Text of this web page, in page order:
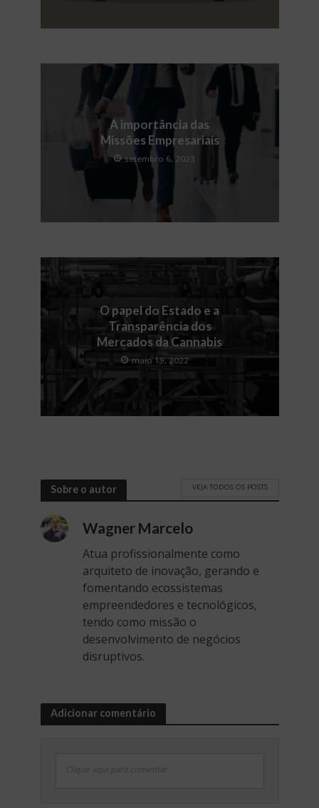
A importância das
Missões Empresariais
setembro 6, 2023
O papel do Estado e a
Transparência dos
Mercados da Cannabis
maio 19, 2022
Sobre o autor VEJA TODOS OS POSTS
Wagner Marcelo
Atua profissionalmente como
arquiteto de inovação, gerando e
fomentando ecossistemas
empreendedores e tecnológicos,
tendo como missão o
desenvolvimento de negócios
disruptivos.
Adicionar comentário
Clique aqui para comentar